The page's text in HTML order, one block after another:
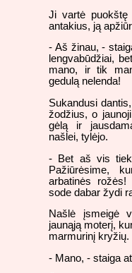
Ji vartė puokštę
antakius, ją
- Aš žinau, -
lengvabūdžiai,
mano, ir tik
gedulą nelenda!
Sukandusi
žodžius, o
gėlą ir
našlei, tylėjo.
- Bet aš vis tiek
Pažiūrėsime,
arbatinės
sode dabar žydi
Našlė įsmeigė
jaunąją moterį,
marmurinį kryžių.
- Mano, - staiga